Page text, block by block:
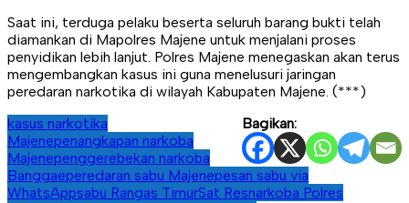
Saat ini, terduga pelaku beserta seluruh barang bukti telah
diamankan di Mapolres Majene untuk menjalani proses
penyidikan lebih lanjut. Polres Majene menegaskan akan terus
mengembangkan kasus ini guna menelusuri jaringan
peredaran narkotika di wilayah Kabupaten Majene. (***)
Bagikan:
kasus narkotika
Majenepenangkapan narkoba
Majenepenggerebekan narkoba
Banggaeperedaran sabu Majenepesan sabu via
WhatsAppsabu Rangas TimurSat Resnarkoba Polres